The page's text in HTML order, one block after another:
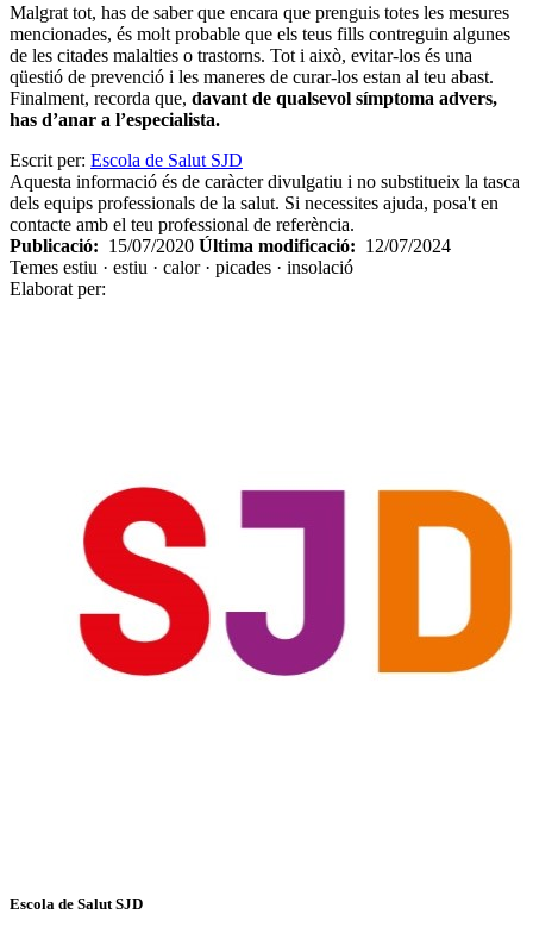
Malgrat tot, has de saber que encara que prenguis totes les mesures
mencionades, és molt probable que els teus fills contreguin algunes
de les citades malalties o trastorns. Tot i això, evitar-los és una
qüestió de prevenció i les maneres de curar-los estan al teu abast.
Finalment, recorda que, davant de qualsevol símptoma advers,
has d’anar a l’especialista.
Escrit per: Escola de Salut SJD
Aquesta informació és de caràcter divulgatiu i no substitueix la tasca
dels equips professionals de la salut. Si necessites ajuda, posa't en
contacte amb el teu professional de referència.
Publicació: 15/07/2020 Última modificació: 12/07/2024
Temes estiu · estiu · calor · picades · insolació
Elaborat per:
Escola de Salut SJD